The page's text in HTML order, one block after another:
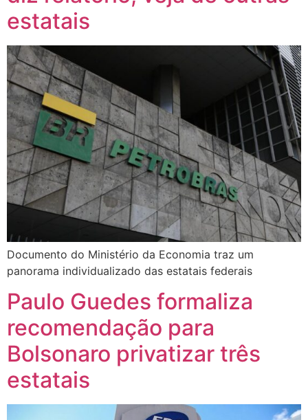
estatais
Documento do Ministério da Economia traz um
panorama individualizado das estatais federais
Paulo Guedes formaliza
recomendação para
Bolsonaro privatizar três
estatais